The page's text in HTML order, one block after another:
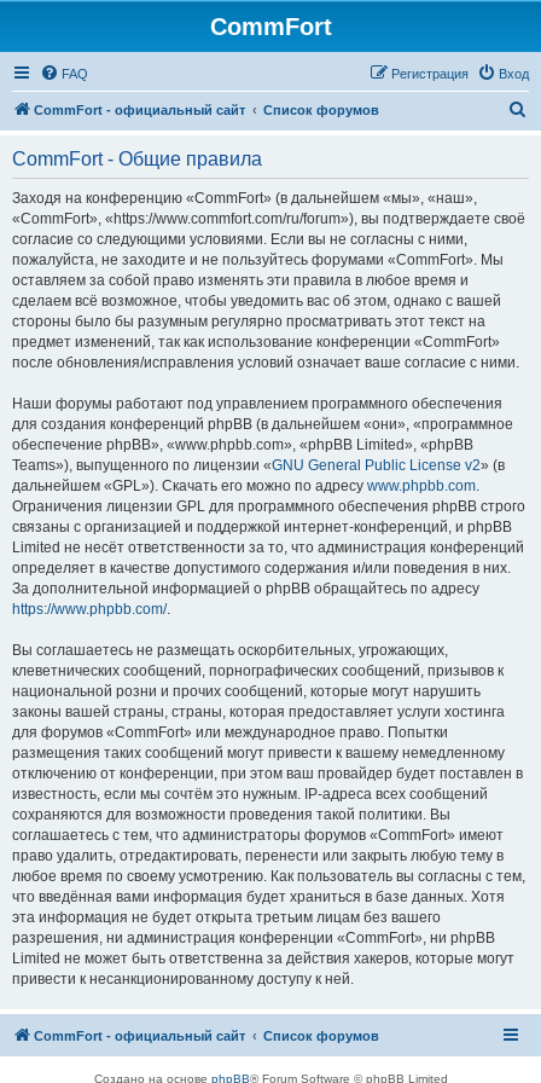
CommFort
FAQ Вход
Регистрация
CommFort - официальный сайт Список форумов
CommFort - Общие правила
Заходя на конференцию «CommFort» (в дальнейшем «мы», «наш»,
«CommFort», «https://www.commfort.com/ru/forum»), вы подтверждаете своё
согласие со следующими условиями. Если вы не согласны с ними,
пожалуйста, не заходите и не пользуйтесь форумами «CommFort». Мы
оставляем за собой право изменять эти правила в любое время и
сделаем всё возможное, чтобы уведомить вас об этом, однако с вашей
стороны было бы разумным регулярно просматривать этот текст на
предмет изменений, так как использование конференции «CommFort»
после обновления/исправления условий означает ваше согласие с ними.
Наши форумы работают под управлением программного обеспечения
для создания конференций phpBB (в дальнейшем «они», «программное
обеспечение phpBB», «www.phpbb.com», «phpBB Limited», «phpBB
Teams»), выпущенного по лицензии «GNU General Public License v2» (в
дальнейшем «GPL»). Скачать его можно по адресу www.phpbb.com.
Ограничения лицензии GPL для программного обеспечения phpBB строго
связаны с организацией и поддержкой интернет-конференций, и phpBB
Limited не несёт ответственности за то, что администрация конференций
определяет в качестве допустимого содержания и/или поведения в них.
За дополнительной информацией о phpBB обращайтесь по адресу
https://www.phpbb.com/.
Вы соглашаетесь не размещать оскорбительных, угрожающих,
клеветнических сообщений, порнографических сообщений, призывов к
национальной розни и прочих сообщений, которые могут нарушить
законы вашей страны, страны, которая предоставляет услуги хостинга
для форумов «CommFort» или международное право. Попытки
размещения таких сообщений могут привести к вашему немедленному
отключению от конференции, при этом ваш провайдер будет поставлен в
известность, если мы сочтём это нужным. IP-адреса всех сообщений
сохраняются для возможности проведения такой политики. Вы
соглашаетесь с тем, что администраторы форумов «CommFort» имеют
право удалить, отредактировать, перенести или закрыть любую тему в
любое время по своему усмотрению. Как пользователь вы согласны с тем,
что введённая вами информация будет храниться в базе данных. Хотя
эта информация не будет открыта третьим лицам без вашего
разрешения, ни администрация конференции «CommFort», ни phpBB
Limited не может быть ответственна за действия хакеров, которые могут
привести к несанкционированному доступу к ней.
CommFort - официальный сайт Список форумов
Создано на основе phpBB® Forum Software © phpBB Limited